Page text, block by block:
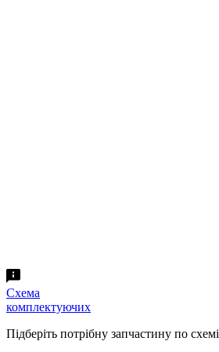
Схема
комплектуючих
Підберіть потрібну запчастину по схемі